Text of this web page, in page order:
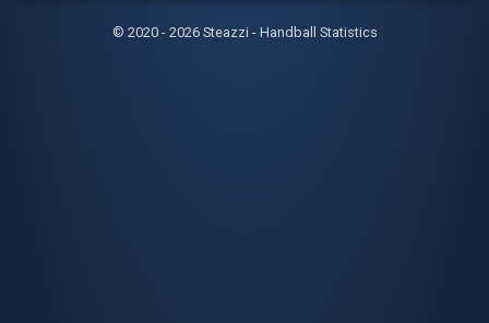
© 2020 - 2026 Steazzi - Handball Statistics